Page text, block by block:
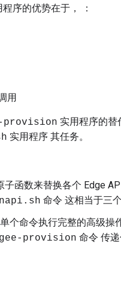
程序的优势在于， ：
用
provision 实用程序的替
实用程序 其任务。
子函数来替换各个 Edge
命令 这相当于三
个命令执行完整的高级操
provision 命令 传